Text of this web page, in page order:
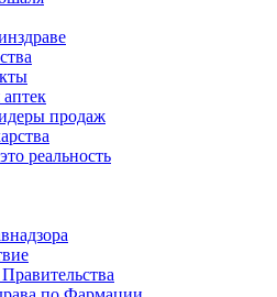
продаж
реальность